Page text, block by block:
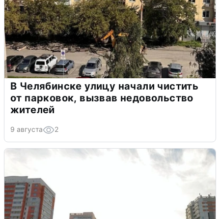
В Челябинске улицу начали чистить
от парковок, вызвав недовольство
жителей
9 августа 2